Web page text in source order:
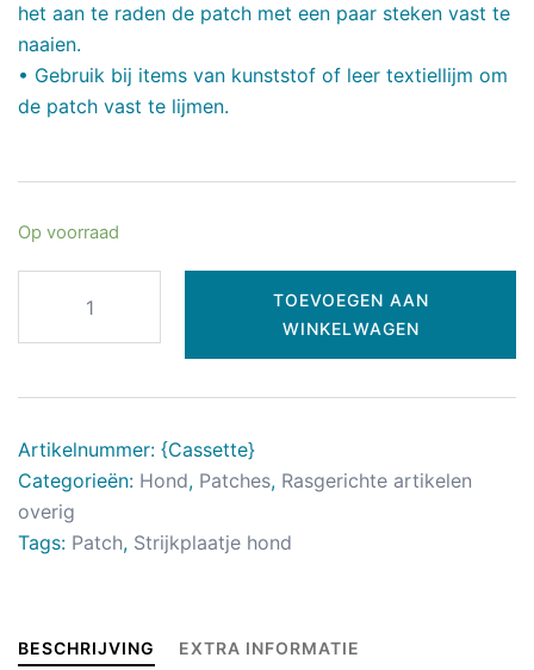
het aan te raden de patch met een paar steken vast te
naaien.
• Gebruik bij items van kunststof of leer textiellijm om
de patch vast te lijmen.
Op voorraad
TOEVOEGEN AAN
WINKELWAGEN
Artikelnummer: { Cassette}
Categorieën: Hond, Patches, Rasgerichte artikelen
overig
Tags: Patch, Strijkplaatje hond
BESCHRIJVING
EXTRA INFORMATIE